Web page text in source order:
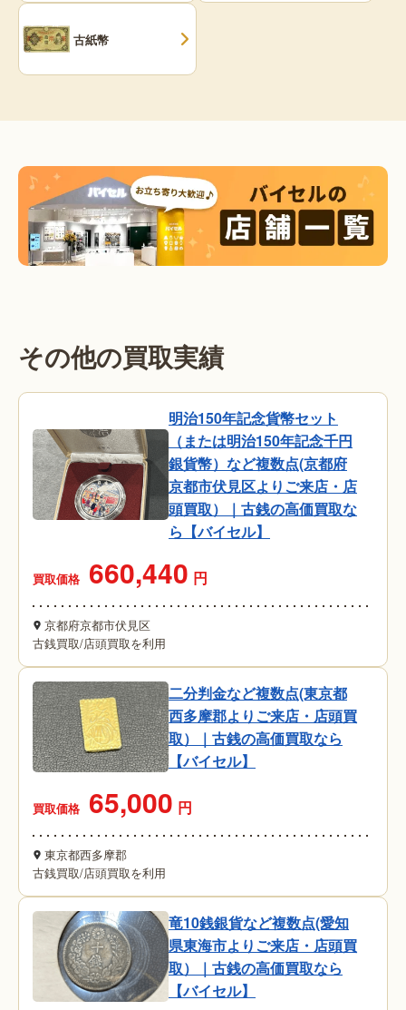
古紙幣
その他の買取実績
明治150年記念貨幣セット
（または明治150年記念千円
銀貨幣）など複数点(京都府
京都市伏見区よりご来店・店
頭買取）｜古銭の高価買取な
ら【バイセル】
買取価格 660,440 円
京都府京都市伏見区
古銭買取/店頭買取を利用
二分判金など複数点(東京都
西多摩郡よりご来店・店頭買
取）｜古銭の高価買取なら
【バイセル】
買取価格 65,000 円
東京都西多摩郡
古銭買取/店頭買取を利用
竜10銭銀貨など複数点(愛知
県東海市よりご来店・店頭買
取）｜古銭の高価買取なら
【バイセル】